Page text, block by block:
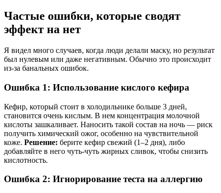
Частые ошибки, которые сводят
эффект на нет
Я видел много случаев, когда люди делали маску, но результат
был нулевым или даже негативным. Обычно это происходит
из-за банальных ошибок.
Ошибка 1: Использование кислого кефира
Кефир, который стоит в холодильнике больше 3 дней,
становится очень кислым. В нем концентрация молочной
кислоты зашкаливает. Наносить такой состав на ночь — риск
получить химический ожог, особенно на чувствительной
коже. Решение: берите кефир свежий (1–2 дня), либо
добавляйте в него чуть-чуть жирных сливок, чтобы снизить
кислотность.
Ошибка 2: Игнорирование теста на аллергию